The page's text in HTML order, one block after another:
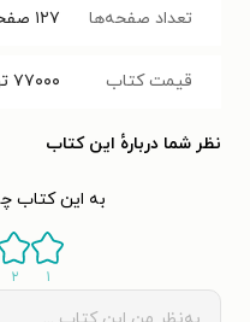
تعداد صفحه‌ها ۱۲۷
قیمت کتاب ۷۷۰۰۰
نظر شما دربارهٔ این کتاب
به این کتاب
۱ ۲